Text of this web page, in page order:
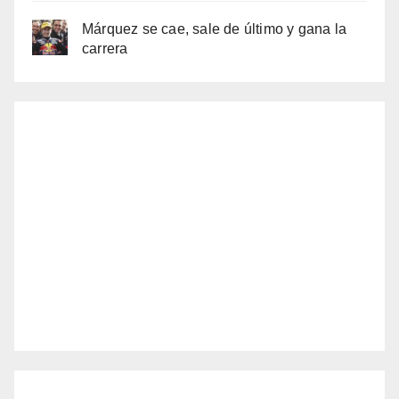
Márquez se cae, sale de último y gana la
carrera